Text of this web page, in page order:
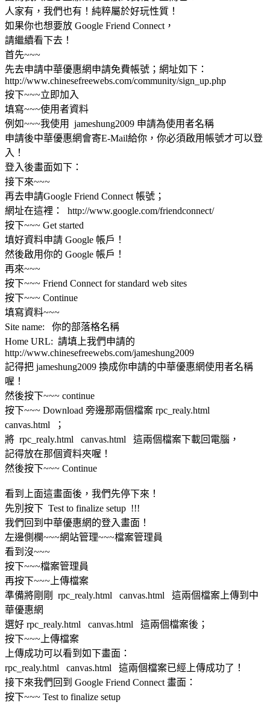
人家有，我們也有！純粹屬於好玩性質！
如果你也想要放 Google Friend Connect，
請繼續看下去！
首先~~~
先去申請中華優惠網申請免費帳號；網址如下：
http://www.chinesefreewebs.com/community/sign_up.php
按下~~~立即加入
填寫~~~使用者資料
例如~~~我使用 jameshung2009 申請為使用者名稱
申請後中華優惠網會寄E-Mail給你，你必須啟用帳號才可以登
入！
登入後畫面如下：
接下來~~~
再去申請Google Friend Connect 帳號；
網址在這裡： http://www.google.com/friendconnect/
按下~~~ Get started
填好資料申請 Google 帳戶！
然後啟用你的 Google 帳戶！
再來~~~
按下~~~ Friend Connect for standard web sites
按下~~~ Continue
填寫資料~~~
Site name: 你的部落格名稱
Home URL: 請填上我們申請的
http://www.chinesefreewebs.com/jameshung2009
記得把 jameshung2009 換成你申請的中華優惠網使用者名稱
喔！
然後按下~~~ continue
按下~~~ Download 旁邊那兩個檔案 rpc_realy.html
canvas.html ；
將 rpc_realy.html canvas.html 這兩個檔案下載回電腦，
記得放在那個資料夾喔！
然後按下~~~ Continue
看到上面這畫面後，我們先停下來！
先別按下 Test to finalize setup !!!
我們回到中華優惠網的登入畫面！
左邊側欄~~~網站管理~~~檔案管理員
看到沒~~~
按下~~~檔案管理員
再按下~~~上傳檔案
準備將剛剛 rpc_realy.html canvas.html 這兩個檔案上傳到中
華優惠網
選好 rpc_realy.html canvas.html 這兩個檔案後；
按下~~~上傳檔案
上傳成功可以看到如下畫面：
rpc_realy.html canvas.html 這兩個檔案已經上傳成功了！
接下來我們回到 Google Friend Connect 畫面：
按下~~~ Test to finalize setup